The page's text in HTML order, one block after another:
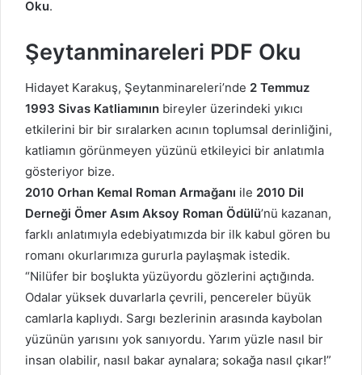
Oku.
Şeytanminareleri PDF Oku
Hidayet Karakuş, Şeytanminareleri’nde 2 Temmuz
1993 Sivas Katliamının bireyler üzerindeki yıkıcı
etkilerini bir bir sıralarken acının toplumsal derinliğini,
katliamın görünmeyen yüzünü etkileyici bir anlatımla
gösteriyor bize.
2010 Orhan Kemal Roman Armağanı ile 2010 Dil
Derneği Ömer Asım Aksoy Roman Ödülü’nü kazanan,
farklı anlatımıyla edebiyatımızda bir ilk kabul gören bu
romanı okurlarımıza gururla paylaşmak istedik.
“Nilüfer bir boşlukta yüzüyordu gözlerini açtığında.
Odalar yüksek duvarlarla çevrili, pencereler büyük
camlarla kaplıydı. Sargı bezlerinin arasında kaybolan
yüzünün yarısını yok sanıyordu. Yarım yüzle nasıl bir
insan olabilir, nasıl bakar aynalara; sokağa nasıl çıkar!”